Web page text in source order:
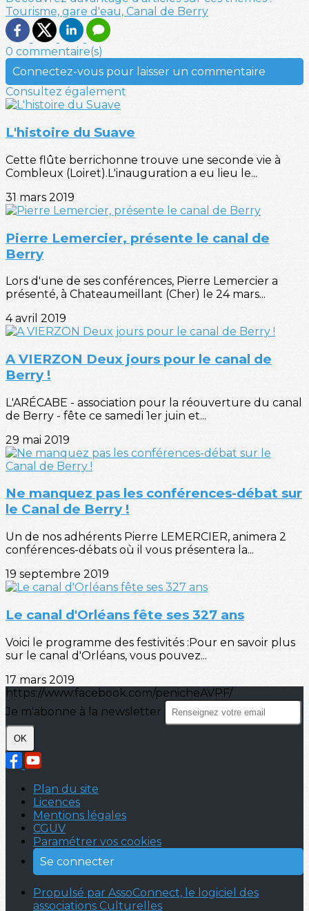
Tourisme, gare d'eau, Canal de Berry
0 commentaire(s)
Connectez-vous pour laisser un commentaire
Consultez également
L'histoire du Suave
Cette flûte berrichonne trouve une seconde vie à
Combleux (Loiret).L'inauguration a eu lieu le...
31 mars 2019
Pierre Lemercier, présente le canal de
Berry
Lors d'une de ses conférences, Pierre Lemercier a
présenté, à Chateaumeillant (Cher) le 24 mars...
4 avril 2019
A VIERZON Deux jours pour le canal de
Berry !
L'ARÉCABE - association pour la réouverture du canal
de Berry - fête ce samedi 1er juin et...
29 mai 2019
Ne manquez pas les conférences-débat sur
le Canal de Berry !
Un de nos adhérents Pierre LEMERCIER, animera 2
conférences-débats où il vous présentera la...
19 septembre 2019
Le canal d'Orléans fête ses 327 ans
Voici le programme des festivités :Pour en savoir plus
sur le canal d'Orléans, vous pouvez...
17 mars 2019
https://www.facebook.com/penicheAVPF/
Je m'abonne à la newsletter
OK
Plan du site
Licences
Mentions légales
CGUV
Paramétrer vos cookies
Se connecter
Propulsé par AssoConnect, le logiciel des
associations Culturelles